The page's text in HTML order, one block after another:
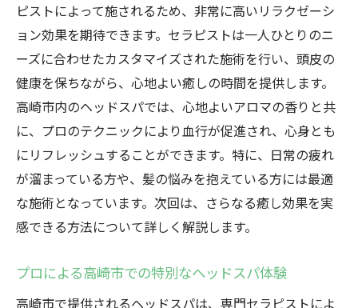
ピストによって施されるため、非常に高いリラクゼーシ
ョン効果を期待できます。セラピストは一人ひとりのニ
ーズに合わせたカスタマイズされた施術を行い、頭皮の
健康を保ちながら、心地よい癒しの時間を提供します。
高崎市内のヘッドスパでは、心地よいアロマの香りと共
に、プロのテクニックにより血行が促進され、心身とも
にリフレッシュすることができます。特に、日常の疲れ
が溜まっている方や、髪の悩みを抱えている方には最適
な施術となっています。次回は、さらなる癒し効果を実
感できる方法について詳しく解説します。
プロによる高崎市での特別なヘッドスパ体験
高崎市で提供されるヘッドスパは、専門セラピストによ